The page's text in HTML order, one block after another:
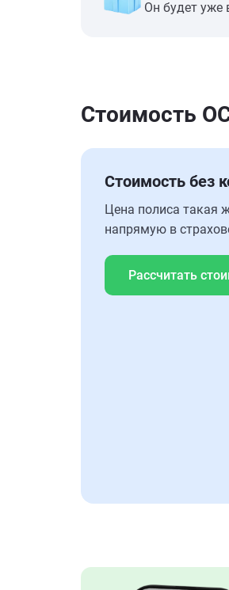
Он будет уже
Стоимость
Стоимость без
Цена полиса такая
напрямую в
Рассчитать